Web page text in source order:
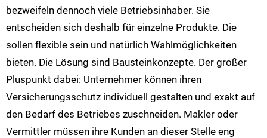
bezweifeln dennoch viele Betriebsinhaber. Sie
entscheiden sich deshalb für einzelne Produkte. Die
sollen flexible sein und natürlich Wahlmöglichkeiten
bieten. Die Lösung sind Bausteinkonzepte. Der großer
Pluspunkt dabei: Unternehmer können ihren
Versicherungsschutz individuell gestalten und exakt auf
den Bedarf des Betriebes zuschneiden. Makler oder
Vermittler müssen ihre Kunden an dieser Stelle eng